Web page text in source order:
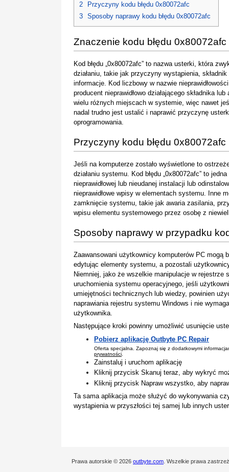
2
Przyczyny kodu błędu 0x80072afc
3 Sposoby naprawy kodu błędu 0x80072afc
Znaczenie kodu błędu 0x80072afc
Kod błędu „0x80072afc” to nazwa usterki, która
działaniu, takie jak przyczyny wystąpienia,
informacje. Kod liczbowy w nazwie
producent nieprawidłowo działającego składnika
wielu różnych miejscach w systemie, więc nawet
nadal trudno jest ustalić i naprawić przyczynę
oprogramowania.
Przyczyny kodu błędu 0x80072afc
Jeśli na komputerze zostało wyświetlone to
działaniu systemu. Kod błędu „0x80072afc” to
nieprawidłowej lub nieudanej instalacji lub
nieprawidłowe wpisy w elementach systemu. Inne
zamknięcie systemu, takie jak awaria zasilania,
wpisu elementu systemowego przez osobę z
Sposoby naprawy w przypadku
Zaawansowani użytkownicy komputerów PC
edytując elementy systemu, a pozostali
Niemniej, jako że wszelkie manipulacje w
uruchomienia systemu operacyjnego, jeśli
umiejętności technicznych lub wiedzy, powinien
naprawiania rejestru systemu Windows i nie
użytkownika.
Następujące kroki powinny umożliwić usunięcie
Pobierz aplikację Outbyte PC Repair
Oferta specjalna. Zapoznaj się z dodatkowymi
prywatności
Zainstaluj i uruchom aplikację
Kliknij przycisk Skanuj teraz, aby wykryć
Kliknij przycisk Napraw wszystko, aby
Ta sama aplikacja może służyć do wykonywania
wystąpienia w przyszłości tej samej lub innych
Prawa autorskie © 2026 outbyte.com . Wszelkie prawa